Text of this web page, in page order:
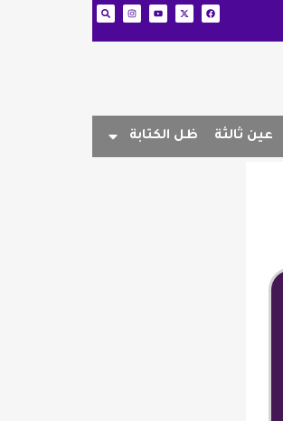
عين ثالثة ظل الكتابة